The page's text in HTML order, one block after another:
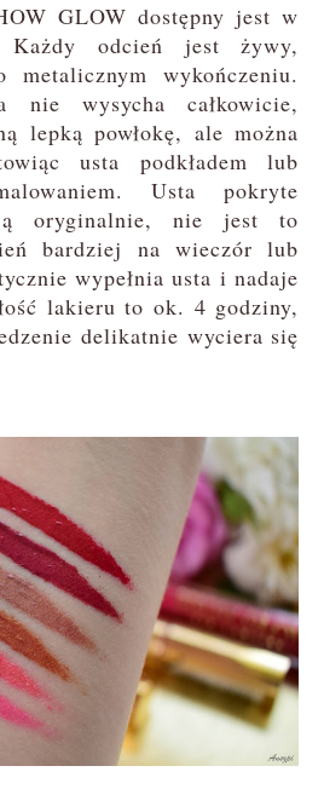
GLOW dostępny jest w
Każdy odcień jest żywy,
metalicznym wykończeniu.
nie wysycha całkowicie,
lepką powłokę, ale można
usta podkładem lub
Usta pokryte
oryginalnie, nie jest to
bardziej na wieczór lub
wypełnia usta i nadaje
lakieru to ok. 4 godziny,
delikatnie wyciera się